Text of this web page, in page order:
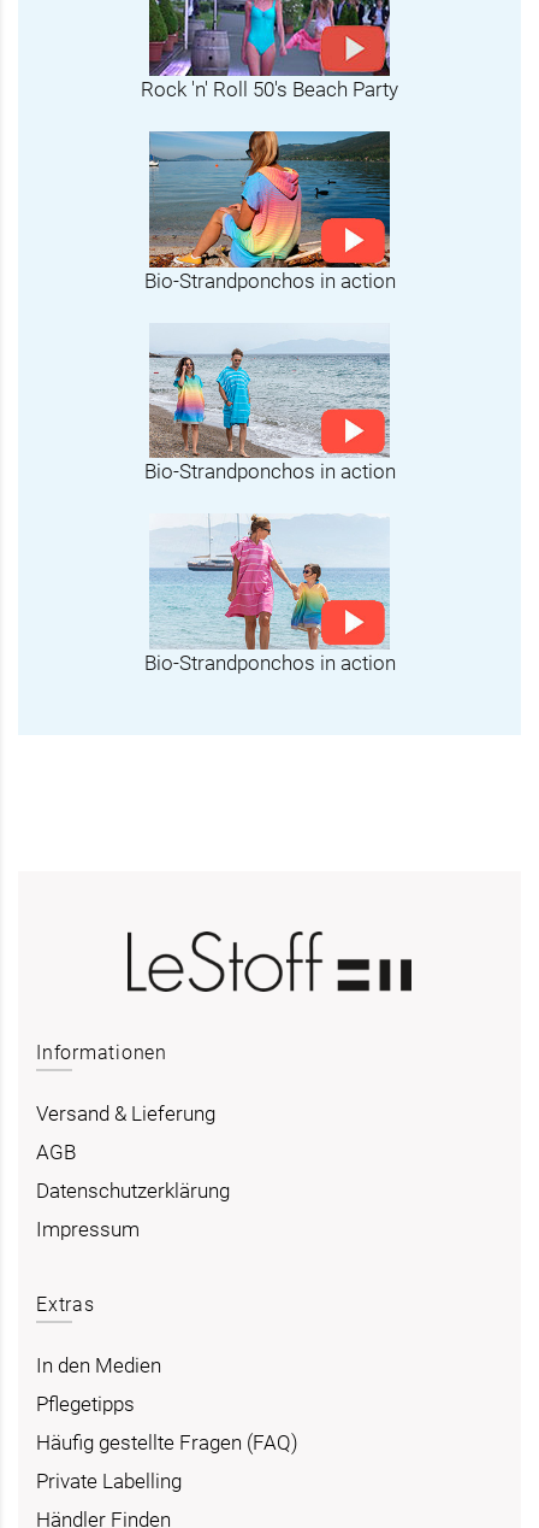
Rock 'n' Roll 50's Beach Party
Bio-Strandponchos in action
Bio-Strandponchos in action
Bio-Strandponchos in action
Informationen
Versand & Lieferung
AGB
Datenschutzerklärung
Impressum
Extras
In den Medien
Pflegetipps
Häufig gestellte Fragen (FAQ)
Private Labelling
Händler Finden